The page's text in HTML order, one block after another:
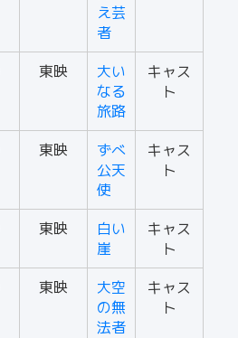
え芸
者
東映
大い
なる
旅路
キャス
ト
東映
ずべ
公天
使
キャス
ト
東映
白い
崖
キャス
ト
東映
大空
の無
法者
キャス
ト